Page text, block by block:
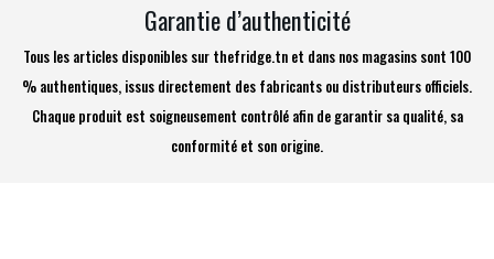
Garantie d’authenticité
Tous les articles disponibles sur thefridge.tn et dans nos magasins sont 100
% authentiques, issus directement des fabricants ou distributeurs officiels.
Chaque produit est soigneusement contrôlé afin de garantir sa qualité, sa
conformité et son origine.